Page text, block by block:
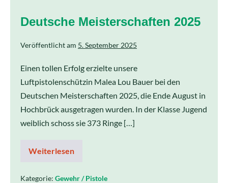
Deutsche Meisterschaften 2025
Veröffentlicht am 5. September 2025
Einen tollen Erfolg erzielte unsere
Luftpistolenschützin Malea Lou Bauer bei den
Deutschen Meisterschaften 2025, die Ende August in
Hochbrück ausgetragen wurden. In der Klasse Jugend
weiblich schoss sie 373 Ringe […]
Weiterlesen
Kategorie: Gewehr / Pistole